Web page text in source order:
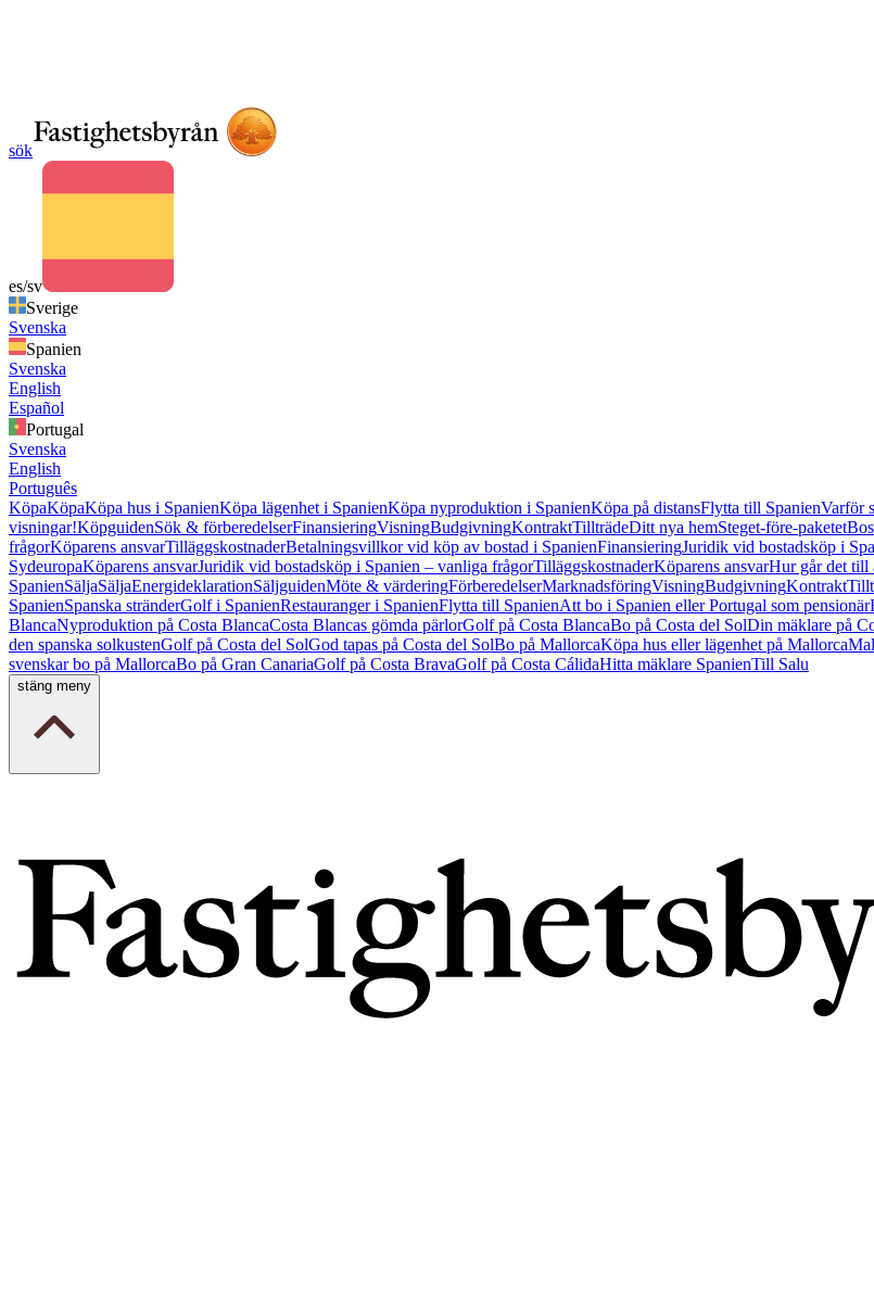
sök
es/sv
Sverige
Svenska
Spanien
Svenska
English
Español
Portugal
Svenska
English
Português
KöpaKöpaKöpa hus i SpanienKöpa lägenhet i SpanienKöpa nyproduktion i SpanienKöpa på distansFlytta till SpanienVarför
visningar!KöpguidenSök & förberedelserFinansieringVisningBudgivningKontraktTillträdeDitt nya hemSteget-före-paketet
frågorKöparens ansvarTilläggskostnaderBetalningsvillkor vid köp av bostad i SpanienFinansieringJuridik vid bostadsköp i
SydeuropaKöparens ansvarJuridik vid bostadsköp i Spanien – vanliga frågorTilläggskostnaderKöparens ansvarHur går det till
SpanienSäljaSäljaEnergideklarationSäljguidenMöte & värderingFörberedelserMarknadsföringVisningBudgivningKontrakt
SpanienSpanska stränderGolf i SpanienRestauranger i SpanienFlytta till SpanienAtt bo i Spanien eller Portugal som pensionär
BlancaNyproduktion på Costa BlancaCosta Blancas gömda pärlorGolf på Costa BlancaBo på Costa del SolDin mäklare på
den spanska solkustenGolf på Costa del SolGod tapas på Costa del SolBo på MallorcaKöpa hus eller lägenhet på Mallorca
svenskar bo på MallorcaBo på Gran CanariaGolf på Costa BravaGolf på Costa CálidaHitta mäklare SpanienTill Salu
stäng meny